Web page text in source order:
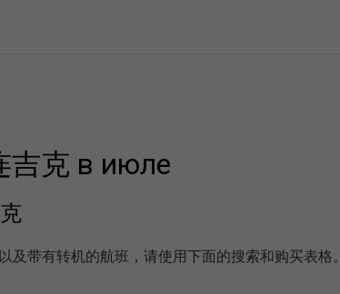
吉克 в июле
带有转机的航班，请使用下面的搜索和购买表格。